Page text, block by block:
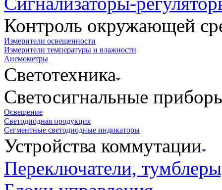
Контроль окружающей
Измерители освещенности
Измерители температуры и влажности
Анемометры
Светотехника
Светосигнальные
Освещение
Светодиодная продукция
Сегментные светодиодные индикаторы
Устройства коммутации
Переключатели,